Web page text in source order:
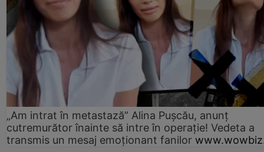
„Am intrat în metastază” Alina Pușcău, anunț
cutremurător înainte să intre în operație! Vedeta a
transmis un mesaj emoționant fanilor